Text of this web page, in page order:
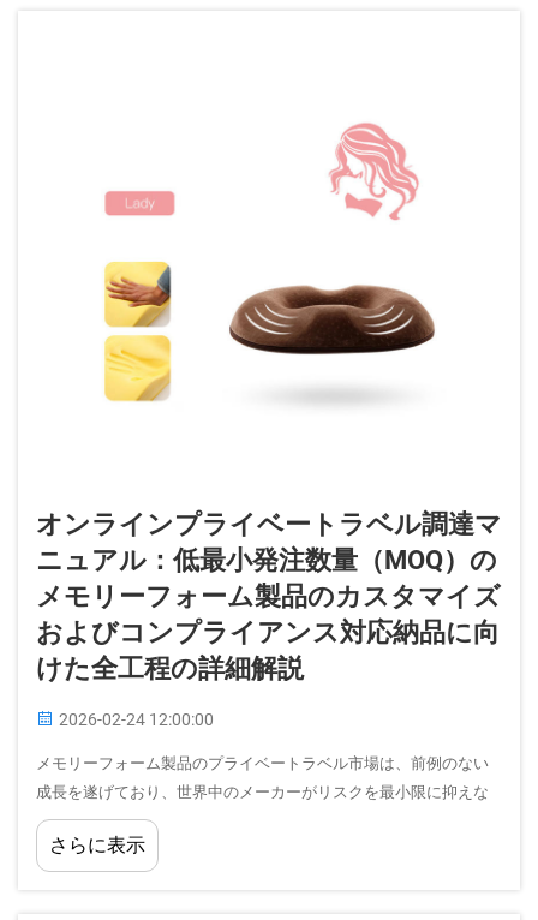
オンラインプライベートラベル調達マ
ニュアル：低最小発注数量（MOQ）の
メモリーフォーム製品のカスタマイズ
およびコンプライアンス対応納品に向
けた全工程の詳細解説
2026-02-24 12:00:00
メモリーフォーム製品のプライベートラベル市場は、前例のない
成長を遂げており、世界中のメーカーがリスクを最小限に抑えな
がら利益率を最大化する効率的な調達戦略を模索しています。メ
モリーフォームの複雑な特性を理解し...
さらに表示